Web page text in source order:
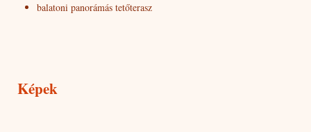
balatoni panorámás tetőterasz
Képek